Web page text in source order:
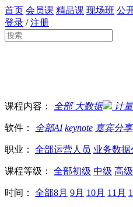
首页 会员课 精品课 现场班 公
登录 /注册
课程内容： 全部大数据 计
软件： 全部AI keynote 嘉宾分享
职业： 全部运营人员 业务数
课程等级： 全部初级 中级 高级
时间： 全部8月 9月 10月 11月